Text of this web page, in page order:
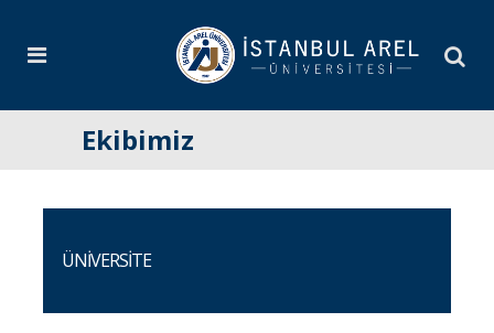
Ekibimiz
ÜNİVERSİTE